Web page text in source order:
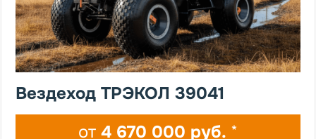
Вездеход ТРЭКОЛ 39041
от 4 670 000 руб. *